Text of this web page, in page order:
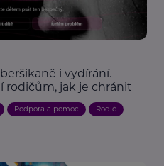
i vydírání.
rodičům, jak je chránit
Podpora a pomoc Rodič